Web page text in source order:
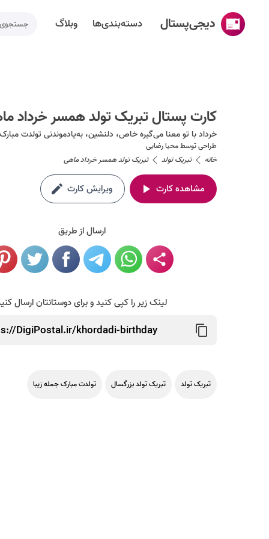
دیجی‌پستال دسته‌بندی‌ها وبلاگ
دسته‌بندی‌ها
تقویم مناسبت ها
کارت پستال تبریک تولد همسر خرداد
خرداد با تو معنا می‌گیره خاص، دلنشین، به‌یاد‌موندنی تولدت مبارک
طراحی توسطمحیا رضایی
خانه
تبریک تولد تبریک تولد همسر خرداد ماهی
مشاهده کارت ویرایش کارت
ارسال از طریق
لینک زیر را کپی کنید و برای دوستانتان ارسال
تبریک تولد تبریک تولد بزرگسال تولدت مبارک جمله زیبا